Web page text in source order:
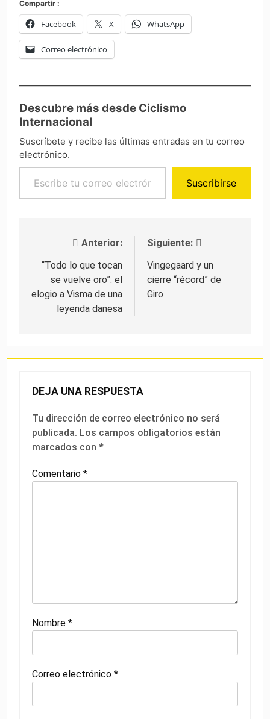
Compartir :
Facebook X WhatsApp
Correo electrónico
Descubre más desde Ciclismo
Internacional
Suscríbete y recibe las últimas entradas en tu correo
electrónico.
Escribe tu correo electrónico…
Suscribirse
Navegación de entradas
Anterior:
“Todo lo que tocan
se vuelve oro”: el
elogio a Visma de una
leyenda danesa
Siguiente:
Vingegaard y un
cierre “récord” de
Giro
DEJA UNA RESPUESTA
Tu dirección de correo electrónico no será
publicada. Los campos obligatorios están
marcados con *
Comentario *
Nombre *
Correo electrónico *